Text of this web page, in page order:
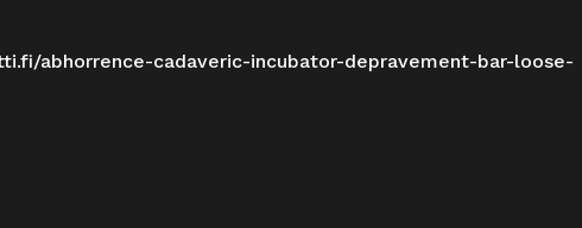
abhorrence-cadaveric-incubator-depravement-bar-loose-